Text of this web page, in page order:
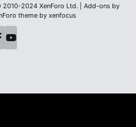
2010-2024 XenForo Ltd.
Add-ons by
theme by xenfocus